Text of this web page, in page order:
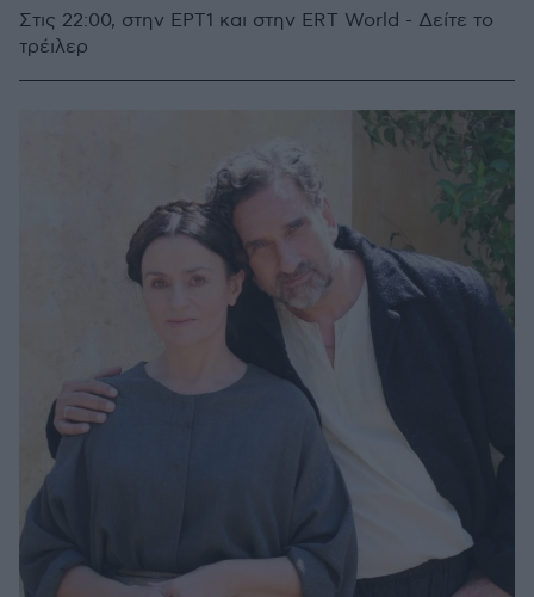
Στις 22:00, στην ΕΡΤ1 και στην ERT World - Δείτε το
τρέιλερ